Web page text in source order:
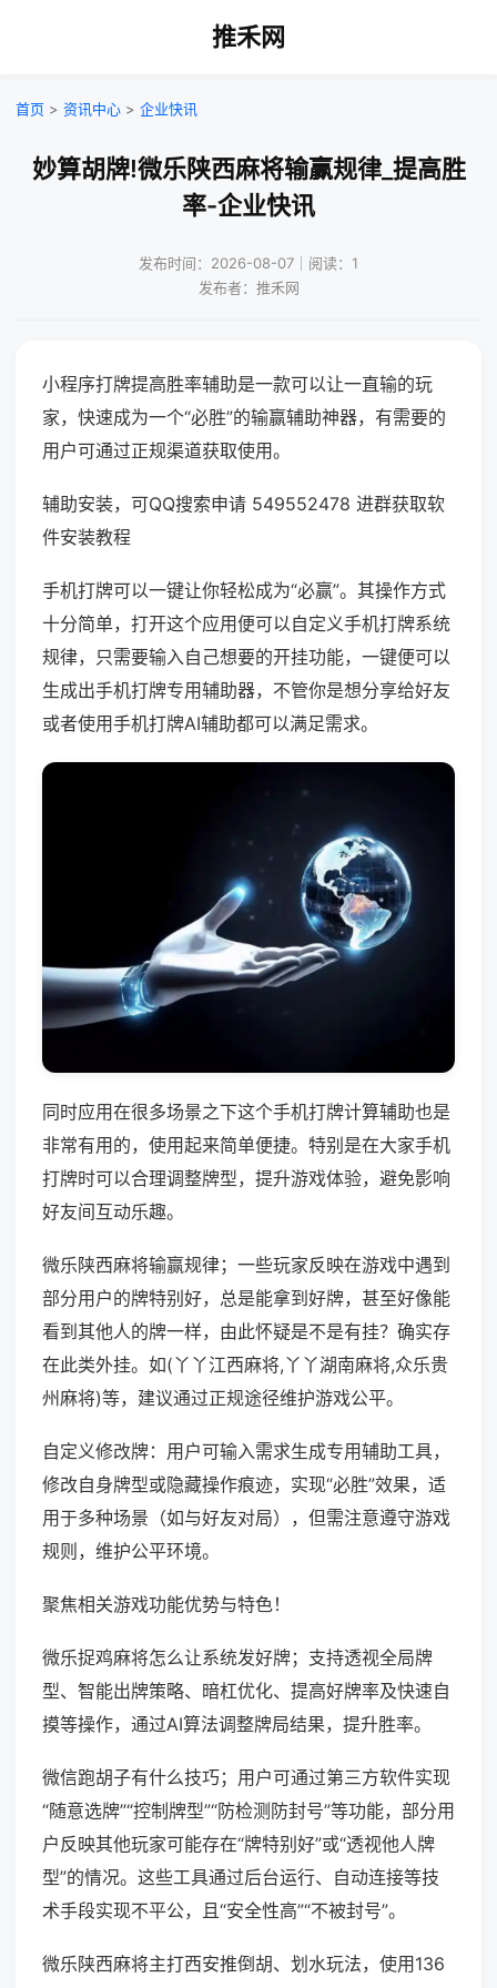
推禾网
首页 > 资讯中心 > 企业快讯
妙算胡牌!微乐陕西麻将输赢规律_提高胜
率-企业快讯
发布时间：2026-08-07｜阅读：1
发布者：推禾网
小程序打牌提高胜率辅助是一款可以让一直输的玩
家，快速成为一个“必胜”的输赢辅助神器，有需要的
用户可通过正规渠道获取使用。
辅助安装，可QQ搜索申请 549552478 进群获取软
件安装教程
手机打牌可以一键让你轻松成为“必赢”。其操作方式
十分简单，打开这个应用便可以自定义手机打牌系统
规律，只需要输入自己想要的开挂功能，一键便可以
生成出手机打牌专用辅助器，不管你是想分享给好友
或者使用手机打牌AI辅助都可以满足需求。
同时应用在很多场景之下这个手机打牌计算辅助也是
非常有用的，使用起来简单便捷。特别是在大家手机
打牌时可以合理调整牌型，提升游戏体验，避免影响
好友间互动乐趣。
微乐陕西麻将输赢规律；一些玩家反映在游戏中遇到
部分用户的牌特别好，总是能拿到好牌，甚至好像能
看到其他人的牌一样，由此怀疑是不是有挂？确实存
在此类外挂。如(丫丫江西麻将,丫丫湖南麻将,众乐贵
州麻将)等，建议通过正规途径维护游戏公平。
自定义修改牌：用户可输入需求生成专用辅助工具，
修改自身牌型或隐藏操作痕迹，实现“必胜”效果，适
用于多种场景（如与好友对局），但需注意遵守游戏
规则，维护公平环境。
聚焦相关游戏功能优势与特色！
微乐捉鸡麻将怎么让系统发好牌；支持透视全局牌
型、智能出牌策略、暗杠优化、提高好牌率及快速自
摸等操作，通过AI算法调整牌局结果，提升胜率。
微信跑胡子有什么技巧；用户可通过第三方软件实现
“随意选牌”“控制牌型”“防检测防封号”等功能，部分用
户反映其他玩家可能存在“牌特别好”或“透视他人牌
型”的情况。这些工具通过后台运行、自动连接等技
术手段实现不平公，且“安全性高”“不被封号”。
微乐陕西麻将主打西安推倒胡、划水玩法，使用136